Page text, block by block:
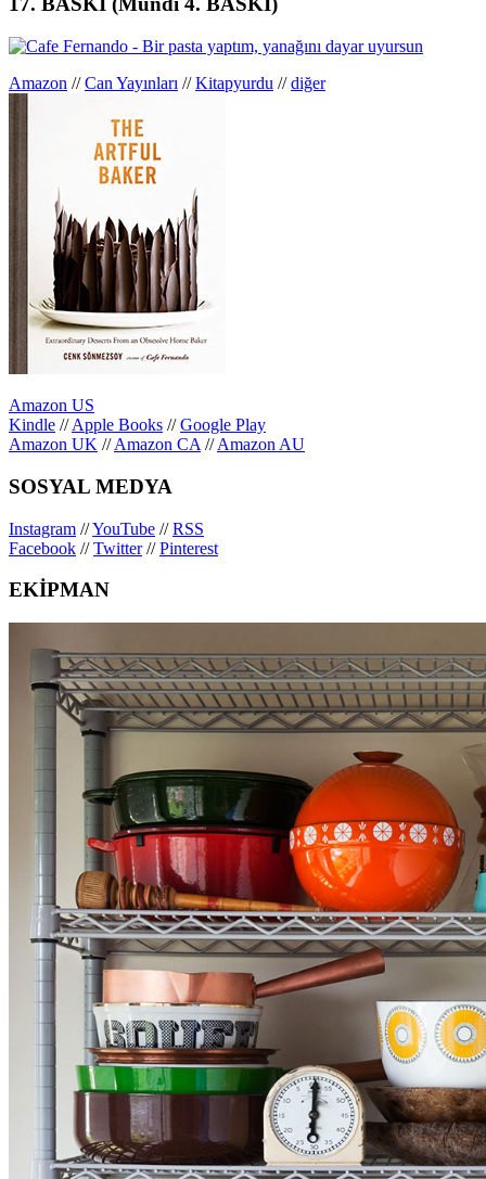
Amazon //Can Yayınları //Kitapyurdu //diğer
Amazon US
Kindle //Apple Books //Google Play
Amazon UK //Amazon CA //Amazon AU
SOSYAL MEDYA
Instagram //YouTube //RSS
Facebook //Twitter//Pinterest
EKİPMAN